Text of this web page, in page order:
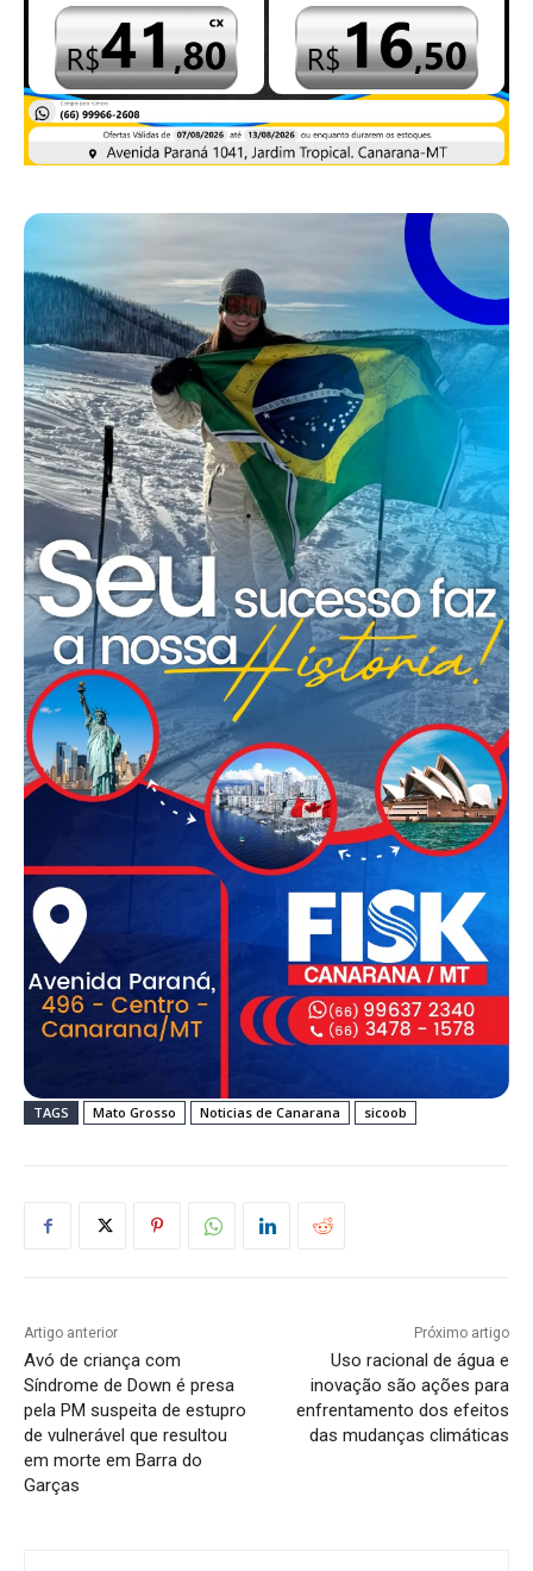
TAGS Mato Grosso Noticias de Canarana sicoob
Artigo anterior
Avó de criança com
Síndrome de Down é presa
pela PM suspeita de estupro
de vulnerável que resultou
em morte em Barra do
Garças
Próximo artigo
Uso racional de água e
inovação são ações para
enfrentamento dos efeitos
das mudanças climáticas